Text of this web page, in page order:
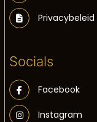
Privacybeleid
Socials
Facebook
Instagram